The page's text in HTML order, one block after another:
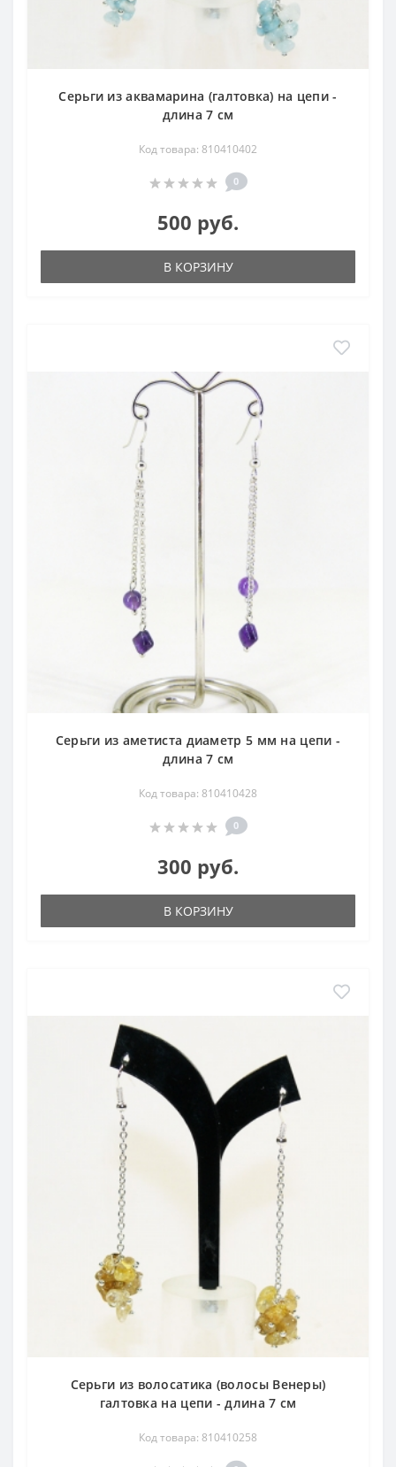
Серьги из аквамарина (галтовка) на цепи -
длина 7 см
Код товара: 810410402
0
500 руб.
В КОРЗИНУ
Серьги из аметиста диаметр 5 мм на цепи -
длина 7 см
Код товара: 810410428
0
300 руб.
В КОРЗИНУ
Серьги из волосатика (волосы Венеры)
галтовка на цепи - длина 7 см
Код товара: 810410258